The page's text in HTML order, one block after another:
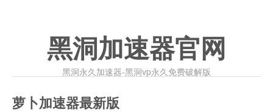
黑洞加速器官网
黑洞永久加速器-黑洞vp永久免费破解版
萝卜加速器最新版